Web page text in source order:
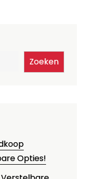
Zoeken
Opties!